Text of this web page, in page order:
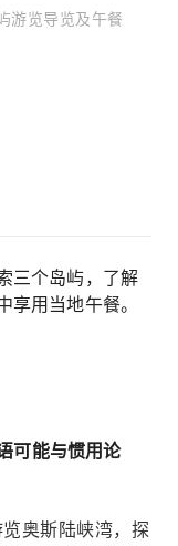
游览导览及午餐
三个岛屿，了解
用当地午餐。
可能与惯用论
奥斯陆峡湾，探